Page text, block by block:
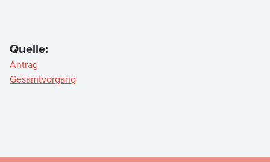
Quelle:
Antrag
Gesamtvorgang